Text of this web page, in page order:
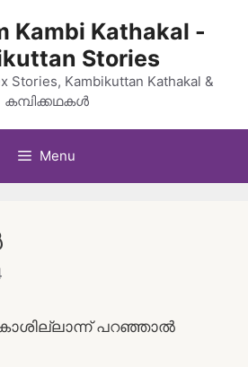
Kambi Kathakal -
Stories
Stories, Kambikuttan Kathakal &
കമ്പിക്കഥകൾ
Menu
പറഞ്ഞാൽ